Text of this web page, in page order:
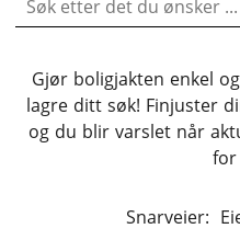
Gjør boligjakten enkel
lagre ditt søk! Finjuster
og du blir varslet når
for
Snarveier: